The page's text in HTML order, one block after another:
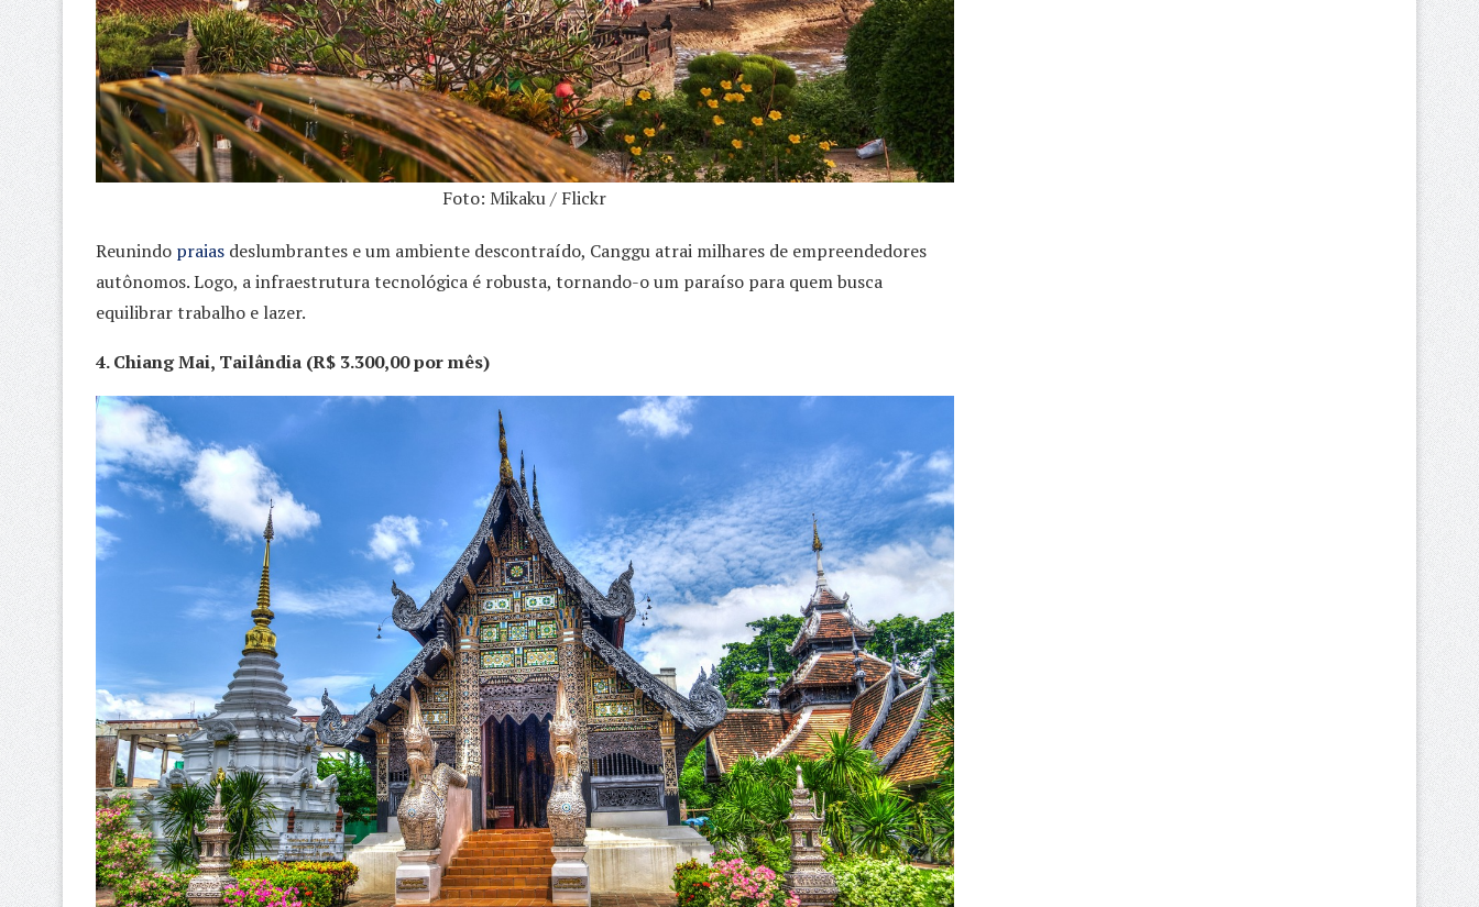
Foto: Mikaku / Flickr
Reunindo praias deslumbrantes e um ambiente descontraído, Canggu atrai milhares de empreendedores
autônomos. Logo, a infraestrutura tecnológica é robusta, tornando-o um paraíso para quem busca
equilibrar trabalho e lazer.
4. Chiang Mai, Tailândia (R$ 3.300,00 por mês)